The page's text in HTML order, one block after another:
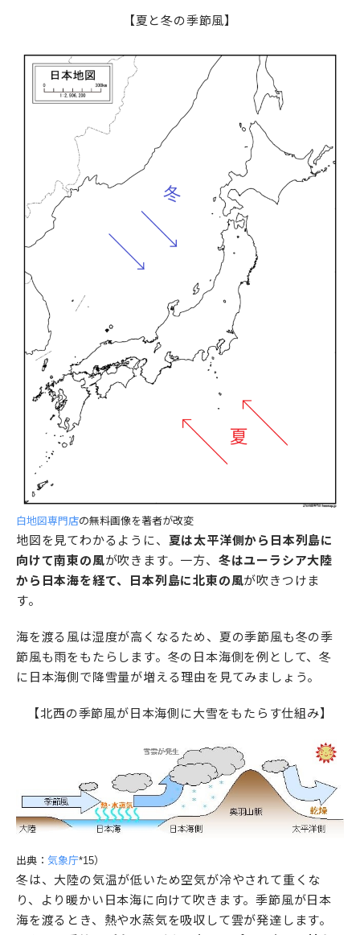
【夏と冬の季節風】
白地図専門店の無料画像を著者が改変
地図を見てわかるように、 夏は太平洋側から日本列島に
向けて南東の風が吹きます。一方、 冬はユーラシア大陸
から日本海を経て、日本列島に北東の風が吹きつけま
す。
海を渡る風は湿度が高くなるため、夏の季節風も冬の季
節風も雨をもたらします。冬の日本海側を例として、冬
に日本海側で降雪量が増える理由を見てみましょう。
【北西の季節風が日本海側に大雪をもたらす仕組み】
出典： 気象庁*15）
冬は、大陸の気温が低いため空気が冷やされて重くな
り、より暖かい日本海に向けて吹きます。季節風が日本
海を渡るとき、熱や水蒸気を吸収して雲が発達します。